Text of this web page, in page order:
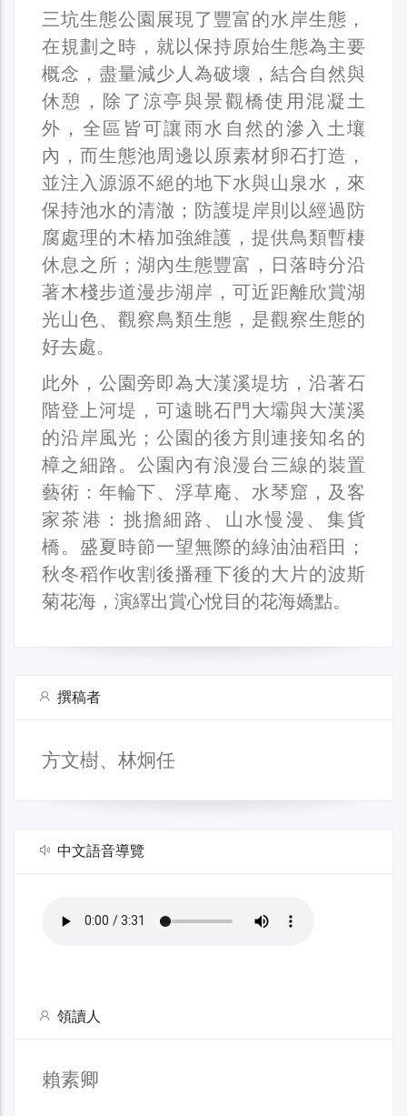
三坑生態公園展現了豐富的水岸生態，
在規劃之時，就以保持原始生態為主要
概念，盡量減少人為破壞，結合自然與
休憩，除了涼亭與景觀橋使用混凝土
外，全區皆可讓雨水自然的滲入土壤
內，而生態池周邊以原素材卵石打造，
並注入源源不絕的地下水與山泉水，來
保持池水的清澈；防護堤岸則以經過防
腐處理的木樁加強維護，提供鳥類暫棲
休息之所；湖內生態豐富，日落時分沿
著木棧步道漫步湖岸，可近距離欣賞湖
光山色、觀察鳥類生態，是觀察生態的
好去處。
此外，公園旁即為大漢溪堤坊，沿著石
階登上河堤，可遠眺石門大壩與大漢溪
的沿岸風光；公園的後方則連接知名的
樟之細路。公園內有浪漫台三線的裝置
藝術：年輪下、浮草庵、水琴窟，及客
家茶港：挑擔細路、山水慢漫、集貨
橋。盛夏時節一望無際的綠油油稻田；
秋冬稻作收割後播種下後的大片的波斯
菊花海，演繹出賞心悅目的花海嬌點。
撰稿者
方文樹、林炯任
中文語音導覽
領讀人
賴素卿